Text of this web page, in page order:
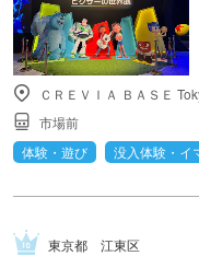
ＣＲＥＶＩＡ ＢＡＳＥ
市場前
体験・遊び
没入体験・イ
東京都 江東区